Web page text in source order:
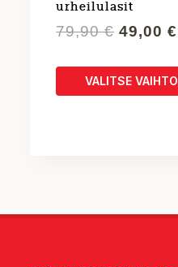
urheilulasit
79,90€
oli:
79,90
49,00€
VALITSE
Voit